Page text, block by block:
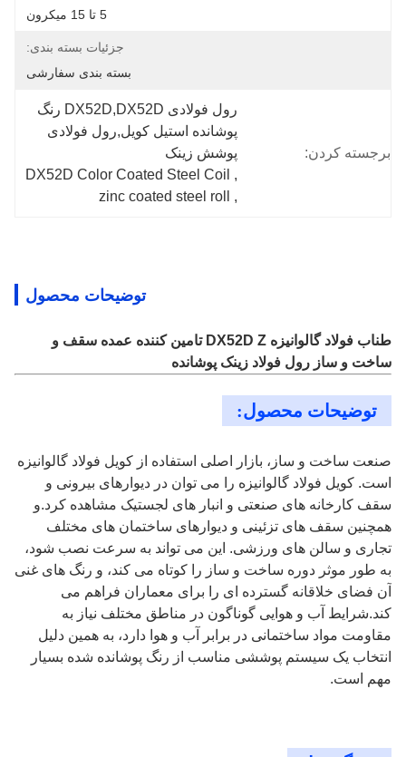
5 تا 15 میکرون
جزئیات بسته بندی:
بسته بندی سفارشی
برجسته کردن:
پوشش زینک
,
DX52D Color Coated Steel Coil
,
zinc coated steel roll
توضیحات محصول
طناب فولاد گالوانیزه DX52D Z تامین کننده عمده سقف و
ساخت و ساز رول فولاد زینک پوشانده
توضیحات محصول:
صنعت ساخت و ساز، بازار اصلی استفاده از کویل فولاد گالوانیزه
است. کویل فولاد گالوانیزه را می توان در دیوارهای بیرونی و
سقف کارخانه های صنعتی و انبار های لجستیک مشاهده کرد.و
همچنین سقف های تزئینی و دیوارهای ساختمان های مختلف
تجاری و سالن های ورزشی. این می تواند به سرعت نصب شود،
به طور موثر دوره ساخت و ساز را کوتاه می کند، و رنگ های غنی
آن فضای خلاقانه گسترده ای را برای معماران فراهم می
کند.شرایط آب و هوایی گوناگون در مناطق مختلف نیاز به
مقاومت مواد ساختمانی در برابر آب و هوا دارد، به همین دلیل
انتخاب یک سیستم پوششی مناسب از رنگ پوشانده شده بسیار
مهم است.